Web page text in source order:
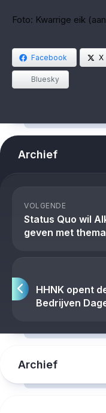
Foto: Kwarrige eik
Facebook X
Bluesky
Archief
VOLGENDE
Status Quo wil
geven met
HHNK opent
Bedrijven
Archief